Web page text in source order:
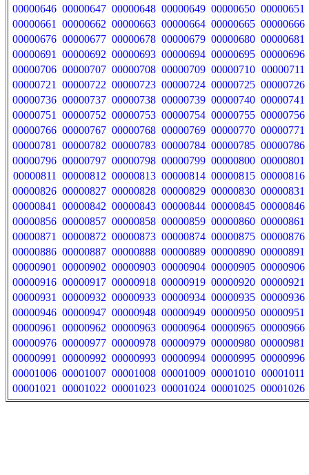
00000646 00000647 00000648 00000649 00000650 00000651
00000661
00000662 00000663 00000664 00000665 00000666
00000676 00000677 00000678 00000679 00000680 00000681
00000691
00000692 00000693 00000694 00000695 00000696
00000706 00000707 00000708 00000709 00000710 00000711
00000721
00000722 00000723 00000724 00000725 00000726
00000736 00000737 00000738 00000739 00000740 00000741
00000751
00000752 00000753 00000754 00000755 00000756
00000766 00000767 00000768 00000769 00000770 00000771
00000781
00000782 00000783 00000784 00000785 00000786
00000796 00000797 00000798 00000799 00000800 00000801
00000811
00000812 00000813 00000814 00000815 00000816
00000826 00000827 00000828 00000829 00000830 00000831
00000841
00000842 00000843 00000844 00000845 00000846
00000856 00000857 00000858 00000859 00000860 00000861
00000871
00000872 00000873 00000874 00000875 00000876
00000886 00000887 00000888 00000889 00000890 00000891
00000901
00000902 00000903 00000904 00000905 00000906
00000916 00000917 00000918 00000919 00000920 00000921
00000931
00000932 00000933 00000934 00000935 00000936
00000946 00000947 00000948 00000949 00000950 00000951
00000961
00000962 00000963 00000964 00000965 00000966
00000976 00000977 00000978 00000979 00000980 00000981
00000991
00000992 00000993 00000994 00000995 00000996
00001006 00001007 00001008 00001009 00001010 00001011
00001021
00001022 00001023 00001024 00001025 00001026